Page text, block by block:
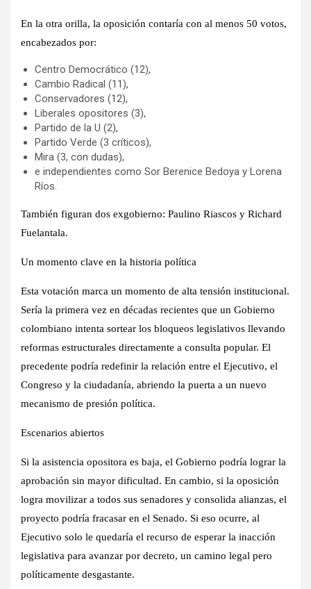
En la otra orilla, la oposición contaría con al menos 50 votos,
encabezados por:
Centro Democrático (12),
Cambio Radical (11),
Conservadores (12),
Liberales opositores (3),
Partido de la U (2),
Partido Verde (3 críticos),
Mira (3, con dudas),
e independientes como Sor Berenice Bedoya y Lorena
Ríos.
También figuran dos exgobierno: Paulino Riascos y Richard
Fuelantala.
Un momento clave en la historia política
Esta votación marca un momento de alta tensión institucional.
Sería la primera vez en décadas recientes que un Gobierno
colombiano intenta sortear los bloqueos legislativos llevando
reformas estructurales directamente a consulta popular. El
precedente podría redefinir la relación entre el Ejecutivo, el
Congreso y la ciudadanía, abriendo la puerta a un nuevo
mecanismo de presión política.
Escenarios abiertos
Si la asistencia opositora es baja, el Gobierno podría lograr la
aprobación sin mayor dificultad. En cambio, si la oposición
logra movilizar a todos sus senadores y consolida alianzas, el
proyecto podría fracasar en el Senado. Si eso ocurre, al
Ejecutivo solo le quedaría el recurso de esperar la inacción
legislativa para avanzar por decreto, un camino legal pero
políticamente desgastante.